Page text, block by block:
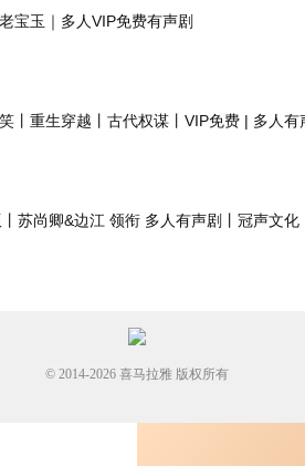
有趣，主演演播到位，后期制作精美，让
，演播自然流畅，后期制作精良，不错哦！
宝玉｜多人VIP免费有声剧
丨重生穿越丨古代权谋丨VIP免费 | 多人有
苏尚卿&边江 领衔 多人有声剧丨冠声文化
© 2014-2026 喜马拉雅 版权所有